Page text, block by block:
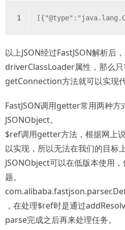
1
以上JSON经过FastJSON解析后
driverClassLoader属性，那么
getConnection方法就可以实现代
FastJSON调用getter常用两种方
JSONObject。
$ref调用getter方法，根据网上
以实现，所以无法在我们的目标上
JSONObject可以在低版本使用
题。
，在处理$ref时是通过
parse完成之后再来处理任务。